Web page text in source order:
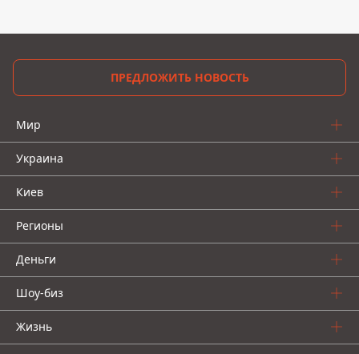
ПРЕДЛОЖИТЬ НОВОСТЬ
Мир
Украина
Киев
Регионы
Деньги
Шоу-биз
Жизнь